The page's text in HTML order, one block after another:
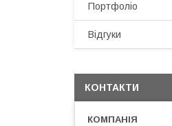
Портфоліо
Відгуки
КОНТАКТИ